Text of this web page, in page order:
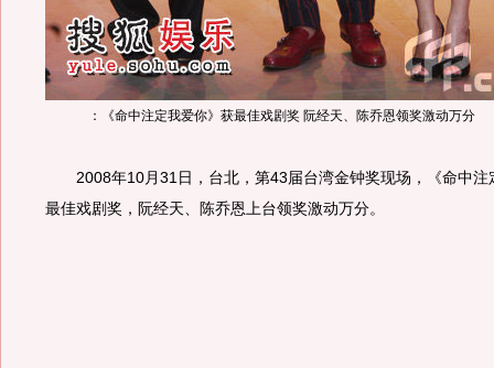
：《命中注定我爱你》获最佳戏剧奖 阮经天、陈乔恩领奖激动万分
2008年10月31日，台北，第43届台湾金钟奖现场，《命中注
最佳戏剧奖，阮经天、陈乔恩上台领奖激动万分。